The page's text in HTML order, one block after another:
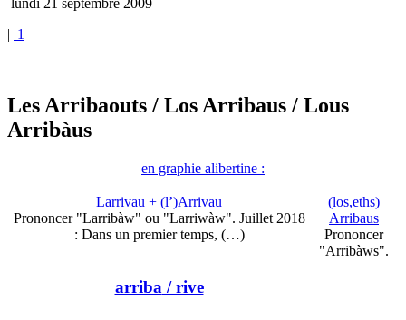
lundi 21 septembre 2009
| 1
Les Arribaouts / Los Arribaus / Lous
Arribàus
en graphie alibertine :
Larrivau + (l’)Arrivau
Prononcer "Larribàw" ou "Larriwàw". Juillet 2018
: Dans un premier temps, (…)
arriba / rive
(los,eths)
Arribaus
Prononcer
"Arribàws".